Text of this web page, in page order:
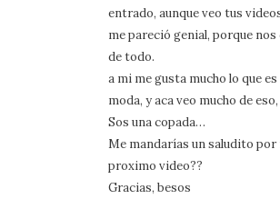
entrado, aunque veo tus
me pareció genial, porque
de todo.
a mi me gusta mucho lo que
moda, y aca veo mucho de eso,
Sos una copada…
Me mandarías un saludito por
proximo video??
Gracias, besos